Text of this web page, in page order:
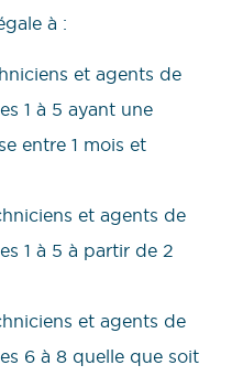
à :
et agents de
1 à 5 ayant une
entre 1 mois et
et agents de
1 à 5 à partir de 2
et agents de
6 à 8 quelle que soit